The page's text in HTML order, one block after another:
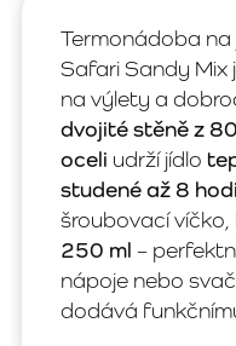
Termonádoba na
Safari Sandy Mix
na výlety a
dvojité stěně z
oceli udrží jídlo
studené až 8
šroubovací víčko,
250 ml –
nápoje nebo
dodává